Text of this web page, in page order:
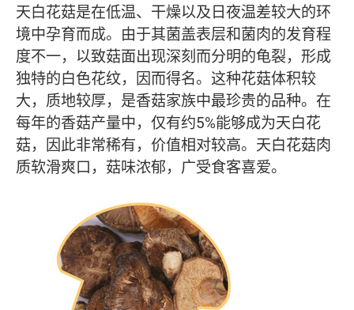
天白花菇是在低温、干燥以及日夜温差较大的环
境中孕育而成。由于其菌盖表层和菌肉的发育程
度不一，以致菇面出现深刻而分明的龟裂，形成
独特的白色花纹，因而得名。这种花菇体积较
大，质地较厚，是香菇家族中最珍贵的品种。在
每年的香菇产量中，仅有约5%能够成为天白花
菇，因此非常稀有，价值相对较高。天白花菇肉
质软滑爽口，菇味浓郁，广受食客喜爱。